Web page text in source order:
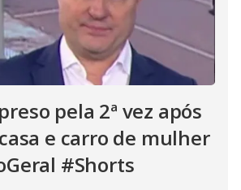
pela 2ª vez após
e carro de mulher
#Shorts